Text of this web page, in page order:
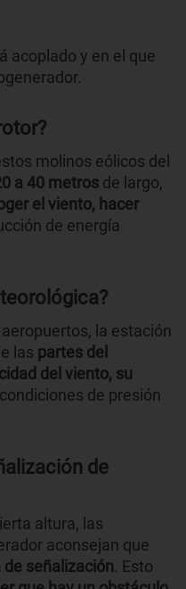
acoplado y en el que
molinos eólicos del
a 40 metros de largo,
el viento, hacer
de energía
la estación
las partes del
del viento, su
de presión
de
altura, las
aconsejan que
de señalización. Esto